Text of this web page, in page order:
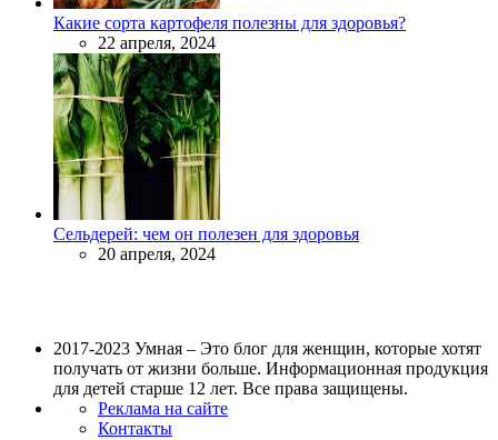
Какие сорта картофеля полезны для здоровья?
22 апреля, 2024
Сельдерей: чем он полезен для здоровья
20 апреля, 2024
2017-2023 Умная – Это блог для женщин, которые хотят
получать от жизни больше. Информационная продукция
для детей старше 12 лет. Все права защищены.
Реклама на сайте
Контакты